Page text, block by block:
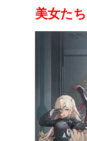
美女た